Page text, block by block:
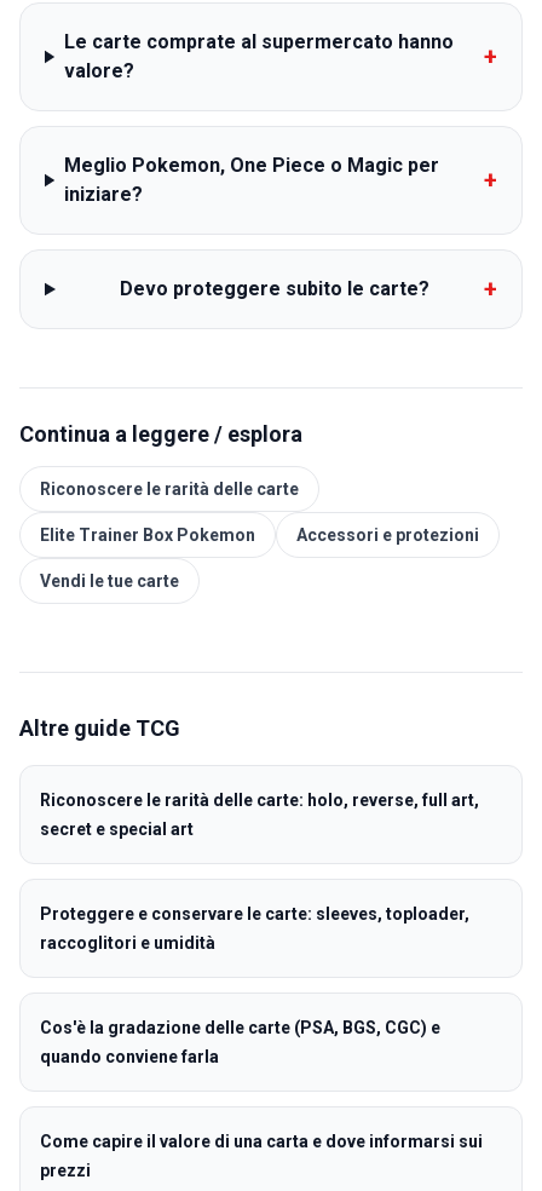
Le carte comprate al supermercato hanno
valore?
+
Meglio Pokemon, One Piece o Magic per
iniziare?
+
Devo proteggere subito le carte? +
Continua a leggere / esplora
Riconoscere le rarità delle carte
Elite Trainer Box Pokemon Accessori e protezioni
Vendi le tue carte
Altre guide TCG
Riconoscere le rarità delle carte: holo, reverse, full art,
secret e special art
Proteggere e conservare le carte: sleeves, toploader,
raccoglitori e umidità
Cos'è la gradazione delle carte (PSA, BGS, CGC) e
quando conviene farla
Come capire il valore di una carta e dove informarsi sui
prezzi